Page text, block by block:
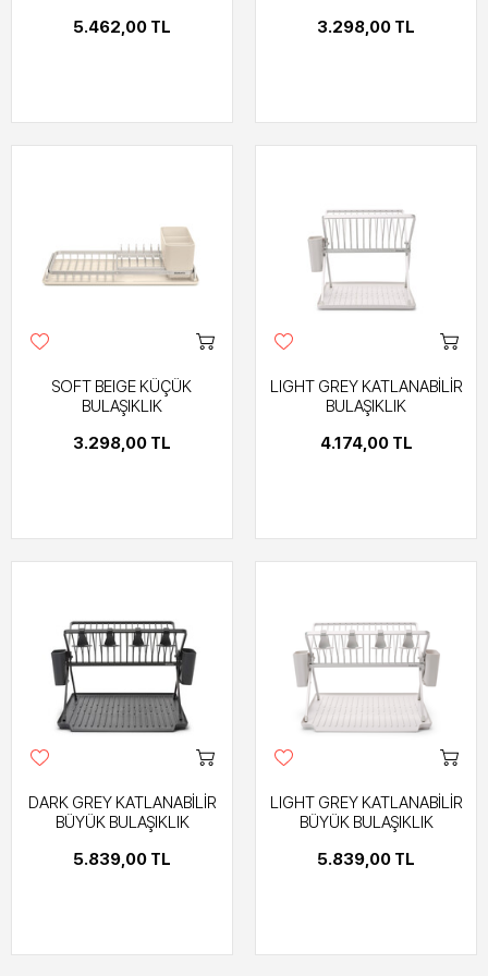
5.462,00 TL 3.298,00 TL
SOFT BEIGE KÜÇÜK
BULAŞIKLIK
3.298,00 TL
LIGHT GREY KATLANABİLİR
BULAŞIKLIK
4.174,00 TL
DARK GREY KATLANABİLİR
BÜYÜK BULAŞIKLIK
5.839,00 TL
LIGHT GREY KATLANABİLİR
BÜYÜK BULAŞIKLIK
5.839,00 TL